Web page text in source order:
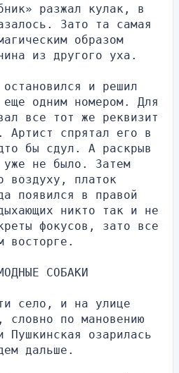
разжал кулак, в
Зато та самая
образом
из другого уха.
и решил
еще одним номером. Для
все тот же реквизит
Артист спрятал его в
бы сдул. А раскрыв
уже не было. Затем
воздуху, платок
появился в правой
никто так и не
фокусов, зато все
восторге.
СОБАКИ
село, и на улице
словно по мановению
Пушкинская озарилась
дальше.